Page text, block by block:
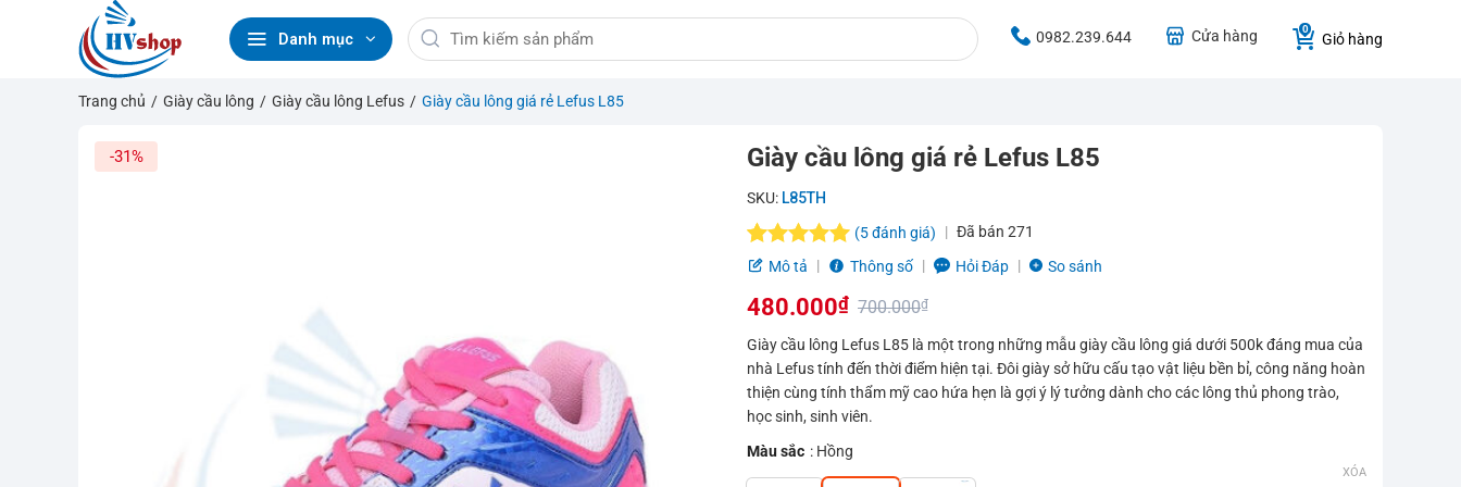
Danh mục
Tìm
kiếm:
0982.239.644 Cửa hàng Giỏ hàng
Trang chủ / Giày cầu lông / Giày cầu lông Lefus / Giày cầu lông giá rẻ Lefus L85
-31% Giày cầu lông giá rẻ Lefus L85
SKU: L85TH
5.0trên 5
5
đánh giá
(5đánh giá) Đã bán271
Mô tả
Thông số Hỏi Đáp So sánh
700.000₫
gốc
là:
700.000₫.
480.000₫
hiện
tại
là:
480.000₫.
Giày cầu lông Lefus L85 là một trong những mẫu giày cầu lông giá dưới 500k đáng mua của
nhà Lefus tính đến thời điểm hiện tại. Đôi giày sở hữu cấu tạo vật liệu bền bỉ, công năng hoàn
thiện cùng tính thẩm mỹ cao hứa hẹn là gợi ý lý tưởng dành cho các lông thủ phong trào,
học sinh, sinh viên.
Màu sắc : Hồng
XÓA